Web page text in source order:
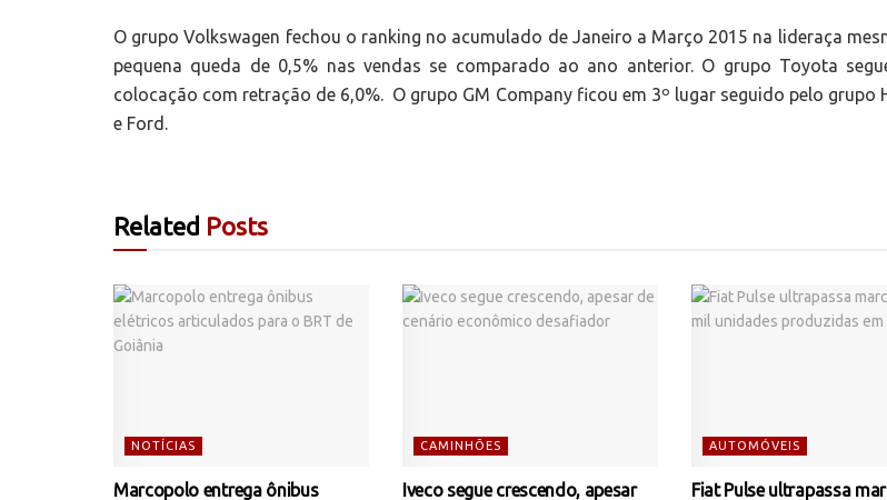
O grupo Volkswagen fechou o ranking no acumulado de Janeiro a Março 2015 na lideraça
pequena queda de 0,5% nas vendas se comparado ao ano anterior. O grupo Toyota
colocação com retração de 6,0%. O grupo GM Company ficou em 3º lugar seguido pelo grupo
e Ford.
Related Posts
NOTÍCIAS
Marcopolo entrega ônibus
CAMINHÕES
Iveco segue crescendo, apesar
AUTOMÓVEIS
Fiat Pulse ultrapassa